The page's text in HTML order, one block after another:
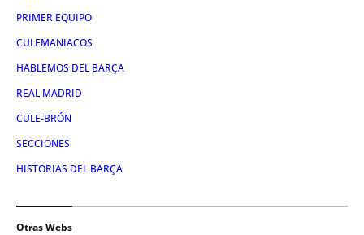
PRIMER EQUIPO
CULEMANIACOS
HABLEMOS DEL BARÇA
REAL MADRID
CULE-BRÓN
SECCIONES
HISTORIAS DEL BARÇA
Otras Webs